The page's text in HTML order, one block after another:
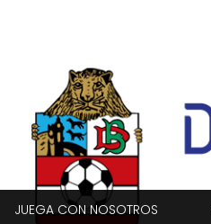
JUEGA CON NOSOTROS